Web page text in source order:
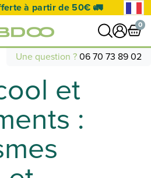
à partir de 50€ 🚛
0
est vide.
Une question ? 06 70 73 89 02
et
: